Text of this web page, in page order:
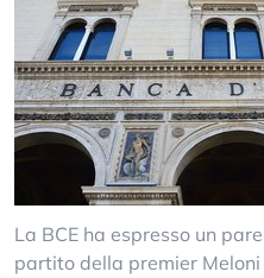
La BCE ha espresso un
partito della premier